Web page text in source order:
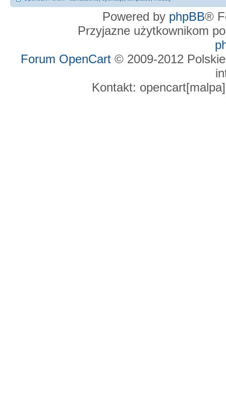
Powered by phpBB®
Przyjazne użytkownikom
Forum OpenCart © 2009-2012
Kontakt: